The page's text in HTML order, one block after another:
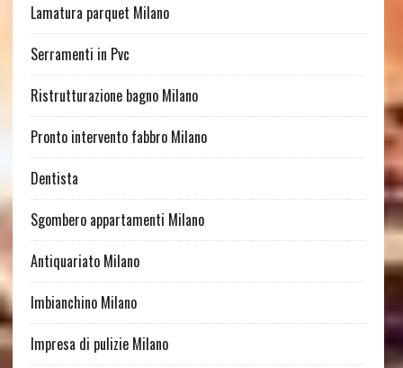
Lamatura parquet Milano
Serramenti in Pvc
Ristrutturazione bagno Milano
Pronto intervento fabbro Milano
Dentista
Sgombero appartamenti Milano
Antiquariato Milano
Imbianchino Milano
Impresa di pulizie Milano